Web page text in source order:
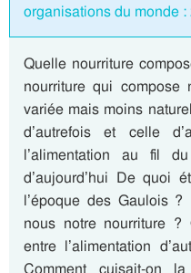
organisations du monde
Quelle nourriture
nourriture qui
variée mais moins
d’autrefois et celle
l’alimentation au fil
d’aujourd’hui De quoi
l’époque des Gaulois
nous notre nourriture ?
entre l’alimentation
Comment cuisait-on